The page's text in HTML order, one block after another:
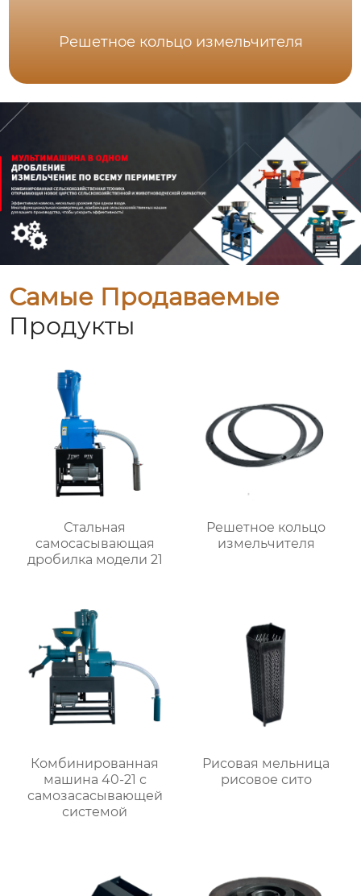
Решетное кольцо измельчителя
Самые Продаваемые
Продукты
Стальная
самоcасывающая
дробилка модели 21
Решетное кольцо
измельчителя
Комбинированная
машина 40-21 с
самозасасывающей
системой
Рисовая мельница
рисовое сито